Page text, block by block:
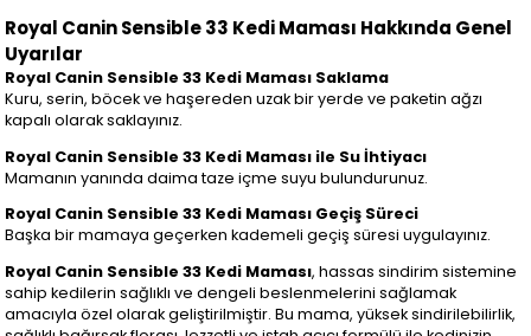
Royal Canin Sensible 33 Kedi Maması Hakkında Genel
Uyarılar
Royal Canin Sensible 33 Kedi Maması Saklama
Kuru, serin, böcek ve haşereden uzak bir yerde ve paketin ağzı
kapalı olarak saklayınız.
Royal Canin Sensible 33 Kedi Maması ile Su İhtiyacı
Mamanın yanında daima taze içme suyu bulundurunuz.
Royal Canin Sensible 33 Kedi Maması Geçiş Süreci
Başka bir mamaya geçerken kademeli geçiş süresi uygulayınız.
Royal Canin Sensible 33 Kedi Maması, hassas sindirim sistemine
sahip kedilerin sağlıklı ve dengeli beslenmelerini sağlamak
amacıyla özel olarak geliştirilmiştir. Bu mama, yüksek sindirilebilirlik,